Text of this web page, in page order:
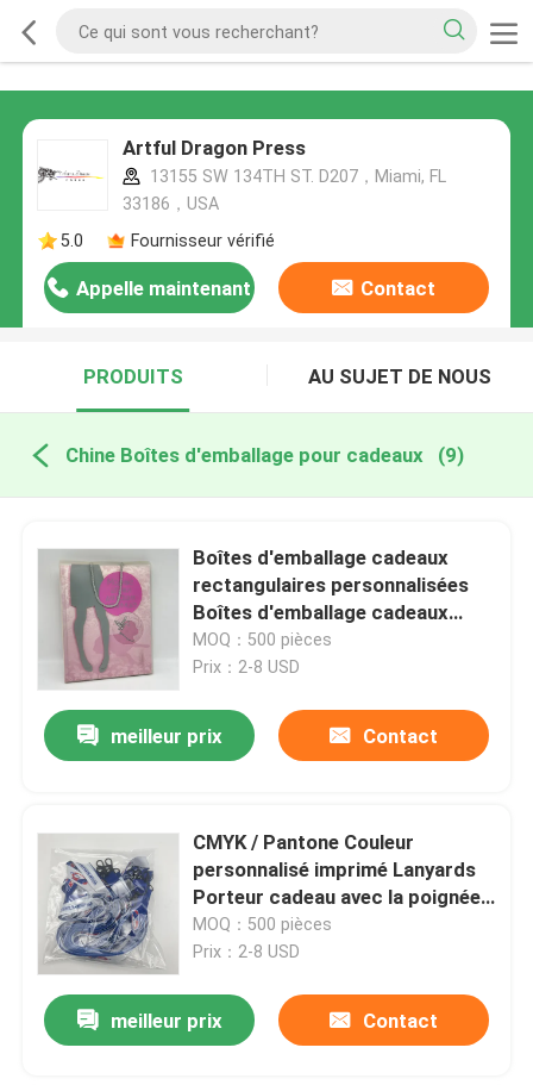
Artful Dragon Press
13155 SW 134TH ST. D207，Miami, FL
33186，USA
5.0
Fournisseur vérifié
Appelle maintenant Contact
PRODUITS AU SUJET DE NOUS
Chine Boîtes d'emballage pour cadeaux (9)
Boîtes d'emballage cadeaux
rectangulaires personnalisées
Boîtes d'emballage cadeaux
Lamination brillante / mate
MOQ：500 pièces
Prix：2-8 USD
meilleur prix Contact
CMYK / Pantone Couleur
personnalisé imprimé Lanyards
Porteur cadeau avec la poignée
de ruban
MOQ：500 pièces
Prix：2-8 USD
meilleur prix Contact